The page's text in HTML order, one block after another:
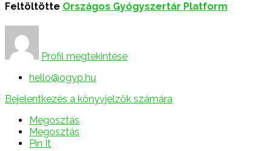
Feltöltötte Országos Gyógyszertár Platform
Profil megtekintése
hello@ogyp.hu
Bejelentkezés a könyvjelzők számára
Megosztás
Megosztás
Pin It